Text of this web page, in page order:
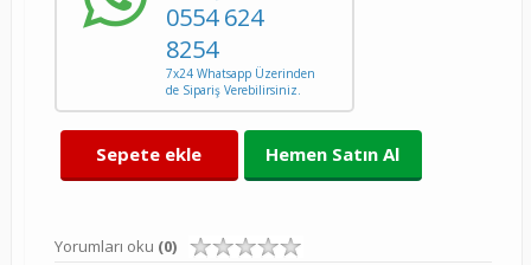
0554 624
8254
7x24 Whatsapp Üzerinden
de Sipariş Verebilirsiniz.
Sepete ekle Hemen Satın Al
Yorumları oku (0)